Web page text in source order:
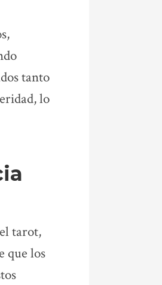
tanto
lo
tarot,
que los